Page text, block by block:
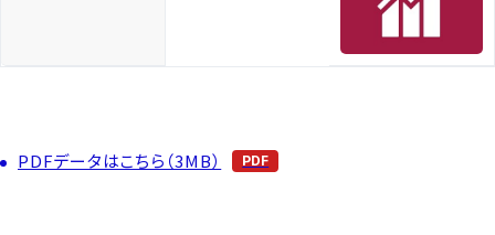
PDFデータはこちら（3MB）